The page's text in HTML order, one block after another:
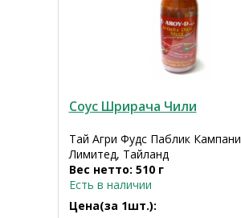
Соус Шрирача Чили
Тай Агри Фудс Паблик Кампани
Лимитед, Тайланд
Вес нетто: 510 г
Есть в наличии
Цена(за 1шт.):